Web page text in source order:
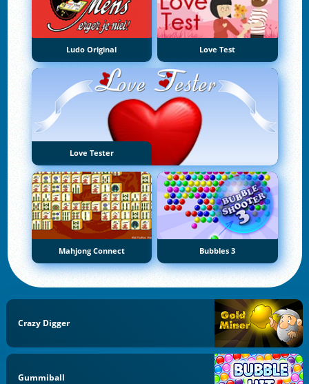
Ludo Original Love Test
Love Tester
Mahjong Connect Bubbles 3
Crazy Digger
Gummiball